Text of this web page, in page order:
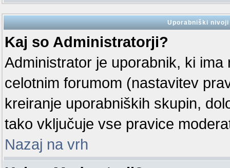
Uporabniški
Kaj so Administratorji?
Administrator je uporabnik, ki
celotnim forumom (nastavitev
kreiranje uporabniških skupin,
tako vključuje vse pravice
Nazaj na vrh